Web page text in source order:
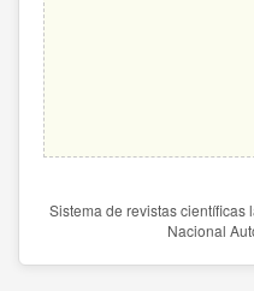
Sistema de revistas
Nacional